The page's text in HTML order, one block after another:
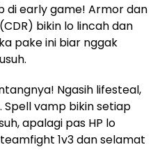
di early game! Armor dan
bikin lo lincah dan
pake ini biar nggak
Ngasih lifesteal,
Spell vamp bikin setiap
apalagi pas HP lo
1v3 dan selamat